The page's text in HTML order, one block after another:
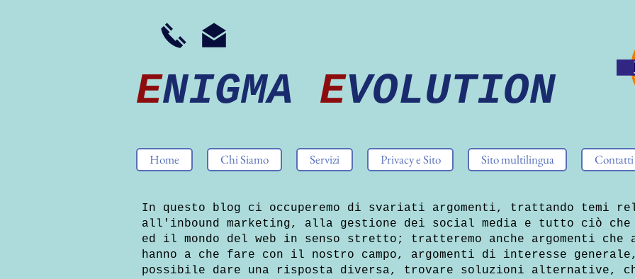
ENIGMA EVOLUTION
Home Chi Siamo Servizi Privacy e Sito Sito multilingua Contatti
In questo blog ci occuperemo di svariati argomenti, trattando temi
all'inbound marketing, alla gestione dei social media e tutto ciò
ed il mondo del web in senso stretto; tratteremo anche argomenti che
hanno a che fare con il nostro campo, argomenti di interesse
possibile dare una risposta diversa, trovare soluzioni alternative,